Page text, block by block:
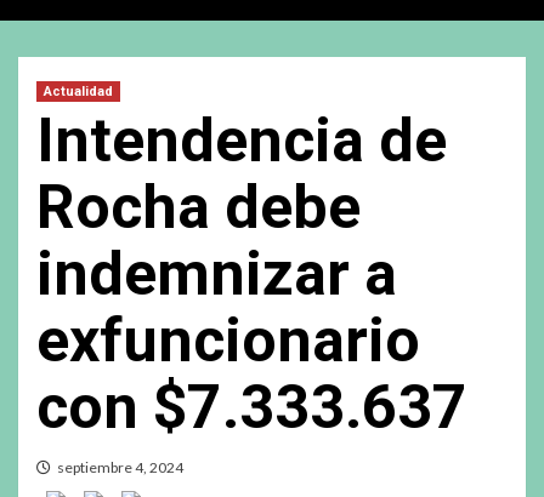
Actualidad
Intendencia de
Rocha debe
indemnizar a
exfuncionario
con $7.333.637
septiembre 4, 2024